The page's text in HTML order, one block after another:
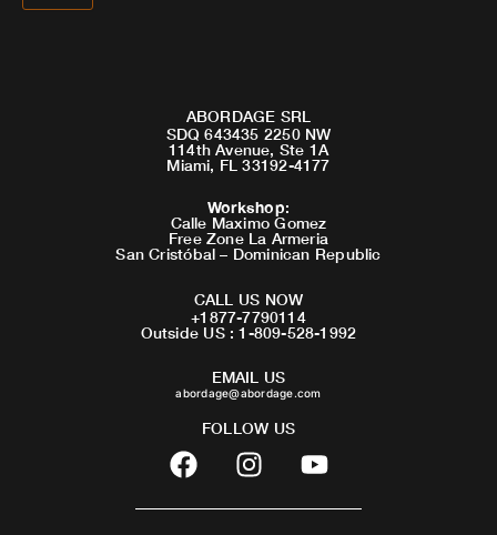
ABORDAGE SRL
SDQ 643435 2250 NW
114th Avenue, Ste 1A
Miami, FL 33192-4177
Workshop:
Calle Maximo Gomez
Free Zone La Armeria
San Cristóbal – Dominican Republic
CALL US NOW
+1877-7790114
Outside US : 1-809-528-1992
EMAIL US
abordage@abordage.com
FOLLOW US
F
a
c
I
n
s
Y
o
u